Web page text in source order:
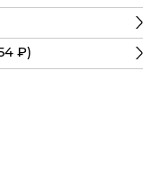
₽)